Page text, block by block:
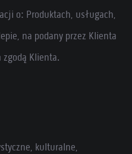
o: Produktach, usługach,
na podany przez Klienta
Klienta.
kulturalne,